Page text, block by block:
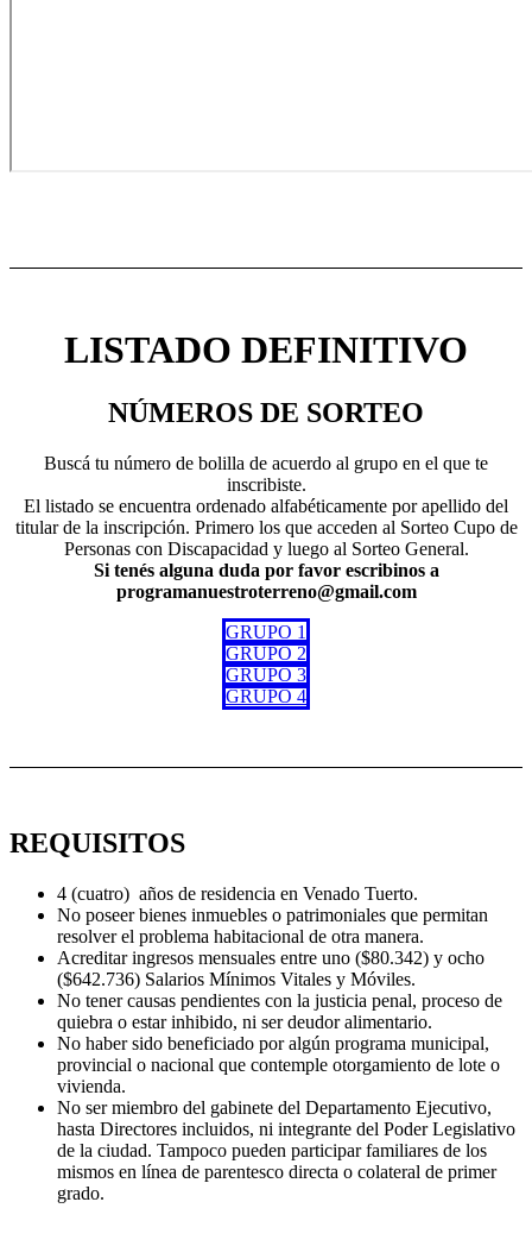
LISTADO DEFINITIVO
NÚMEROS DE SORTEO
Buscá tu número de bolilla de acuerdo al grupo en el que te
inscribiste.
El listado se encuentra ordenado alfabéticamente por apellido del
titular de la inscripción. Primero los que acceden al Sorteo Cupo de
Personas con Discapacidad y luego al Sorteo General.
Si tenés alguna duda por favor escribinos a
programanuestroterreno@gmail.com
GRUPO 1
GRUPO 2
GRUPO 3
GRUPO 4
REQUISITOS
4 (cuatro) años de residencia en Venado Tuerto.
No poseer bienes inmuebles o patrimoniales que permitan
resolver el problema habitacional de otra manera.
Acreditar ingresos mensuales entre uno ($80.342) y ocho
($642.736) Salarios Mínimos Vitales y Móviles.
No tener causas pendientes con la justicia penal, proceso de
quiebra o estar inhibido, ni ser deudor alimentario.
No haber sido beneficiado por algún programa municipal,
provincial o nacional que contemple otorgamiento de lote o
vivienda.
No ser miembro del gabinete del Departamento Ejecutivo,
hasta Directores incluidos, ni integrante del Poder Legislativo
de la ciudad. Tampoco pueden participar familiares de los
mismos en línea de parentesco directa o colateral de primer
grado.